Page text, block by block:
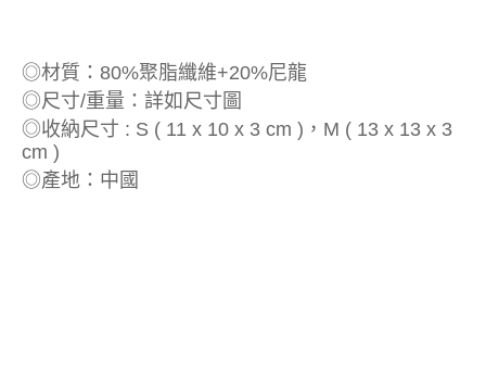
◎材質：80%聚脂纖維+20%尼龍
◎尺寸/重量：詳如尺寸圖
◎收納尺寸 : S ( 11 x 10 x 3 cm )，M ( 13 x 13 x 3
cm )
◎產地：中國